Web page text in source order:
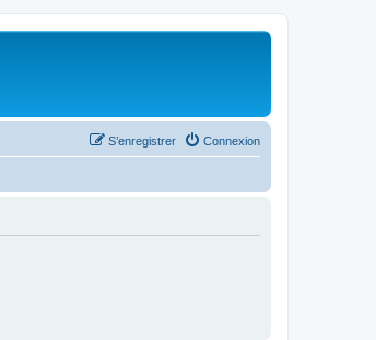
Connexion
S’enregistrer